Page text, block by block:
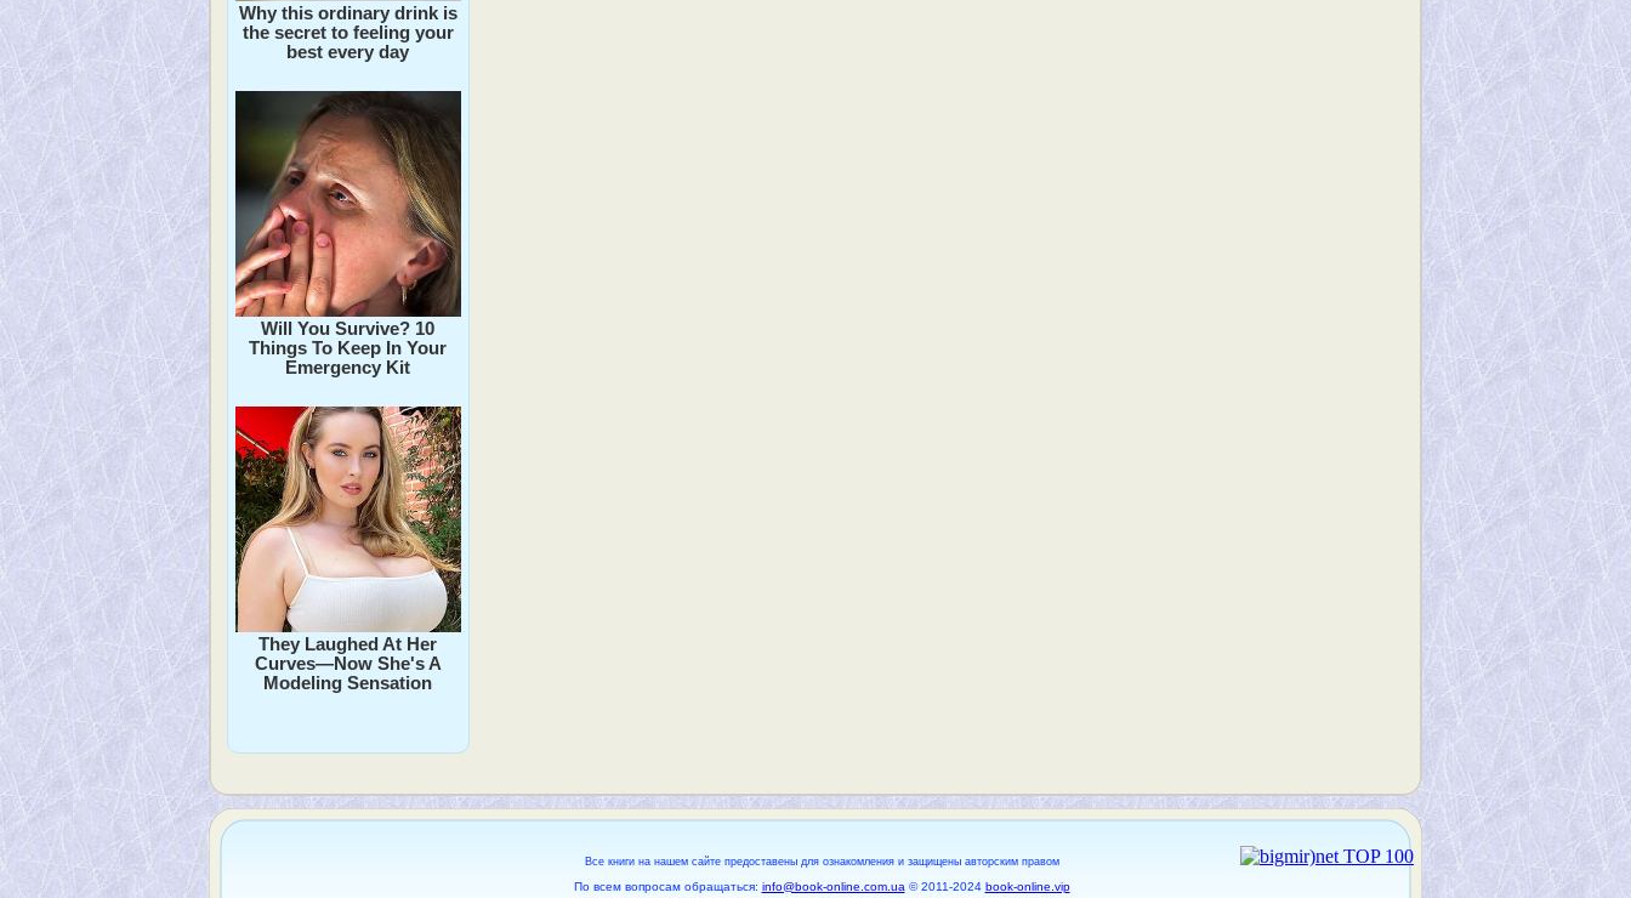
Why this ordinary drink is
the secret to feeling your
best every day
Will You Survive? 10
Things To Keep In Your
Emergency Kit
They Laughed At Her
Curves—Now She's A
Modeling Sensation
Все книги на нашем сайте предоставены для ознакомления и защищены авторским правом
По всем вопросам обращаться: info@book-online.com.ua © 2011-2024 book-online.vip